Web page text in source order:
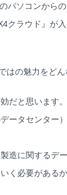
パソコンから
クラウド』が
の魅力をどん
だと思います
ータセンター
造に関するデ
く必要があるか